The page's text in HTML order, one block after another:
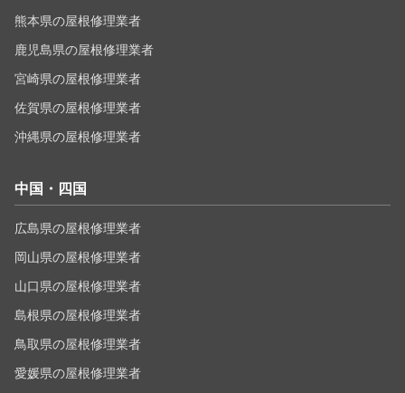
熊本県の屋根修理業者
鹿児島県の屋根修理業者
宮崎県の屋根修理業者
佐賀県の屋根修理業者
沖縄県の屋根修理業者
中国・四国
広島県の屋根修理業者
岡山県の屋根修理業者
山口県の屋根修理業者
島根県の屋根修理業者
鳥取県の屋根修理業者
愛媛県の屋根修理業者